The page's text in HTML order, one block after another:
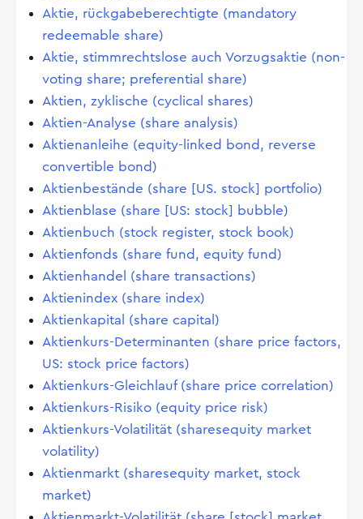
Aktie, rückgabeberechtigte (mandatory
redeemable share)
Aktie, stimmrechtslose auch Vorzugsaktie (non-
voting share; preferential share)
Aktien, zyklische (cyclical shares)
Aktien-Analyse (share analysis)
Aktienanleihe (equity-linked bond, reverse
convertible bond)
Aktienbestände (share [US. stock] portfolio)
Aktienblase (share [US: stock] bubble)
Aktienbuch (stock register, stock book)
Aktienfonds (share fund, equity fund)
Aktienhandel (share transactions)
Aktienindex (share index)
Aktienkapital (share capital)
Aktienkurs-Determinanten (share price factors,
US: stock price factors)
Aktienkurs-Gleichlauf (share price correlation)
Aktienkurs-Risiko (equity price risk)
Aktienkurs-Volatilität (sharesequity market
volatility)
Aktienmarkt (sharesequity market, stock
market)